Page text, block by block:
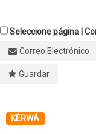
Seleccione página |
Correo Electrónico
Guardar
KÉRWÁ